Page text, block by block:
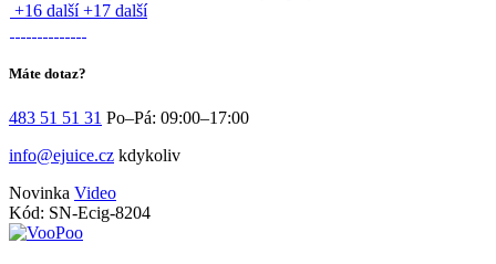
+16 další +17 další
Máte dotaz?
483 51 51 31 Po–Pá: 09:00–17:00
info@ejuice.cz kdykoliv
Novinka Video
Kód: SN-Ecig-8204